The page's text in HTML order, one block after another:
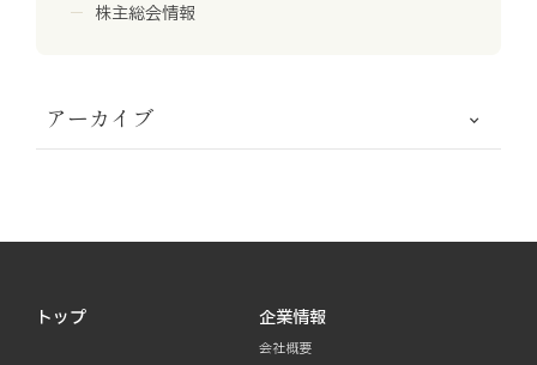
株主総会情報
アーカイブ
トップ 企業情報
会社概要